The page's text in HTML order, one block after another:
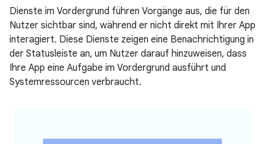
Dienste im Vordergrund führen Vorgänge aus, die für den
Nutzer sichtbar sind, während er nicht direkt mit Ihrer App
interagiert. Diese Dienste zeigen eine Benachrichtigung in
der Statusleiste an, um Nutzer darauf hinzuweisen, dass
Ihre App eine Aufgabe im Vordergrund ausführt und
Systemressourcen verbraucht.